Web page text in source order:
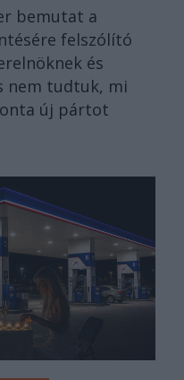
bemutat a
felszólító
és
nem tudtuk, mi
új pártot